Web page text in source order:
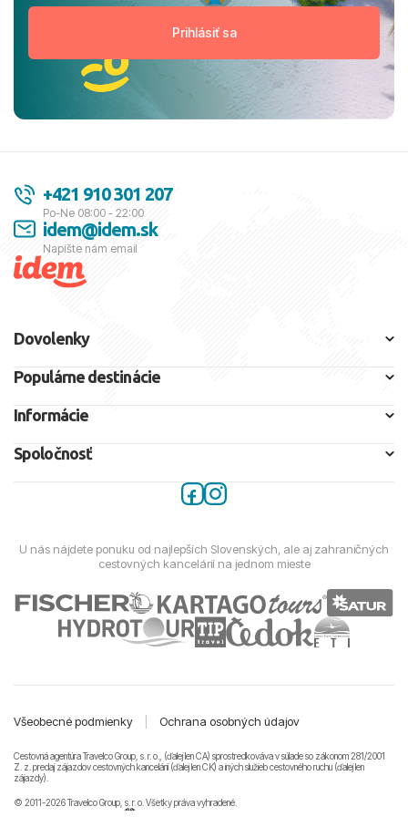
+421 910 301 207
Po-Ne 08:00 - 22:00
idem@idem.sk
Napíšte nám email
Dovolenky
Populárne destinácie
Informácie
Spoločnosť
U nás nájdete ponuku od najlepších Slovenských, ale aj zahraničných
cestovných kancelárií na jednom mieste
Všeobecné podmienky Ochrana osobných údajov
Cestovná agentúra Travelco Group, s. r. o., (ďalej len CA) sprostredkováva v súlade so zákonom 281/2001
Z. z. predaj zájazdov cestovných kancelárii (ďalej len CK) a iných služieb cestovného ruchu (ďalej len
zájazdy).
© 2011-2026 Travelco Group, s. r. o. Všetky práva vyhradené.